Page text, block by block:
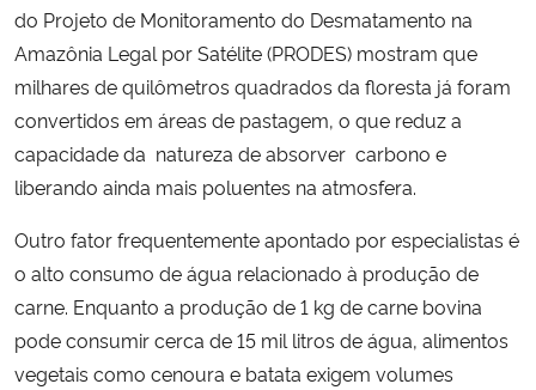
do Projeto de Monitoramento do Desmatamento na
Amazônia Legal por Satélite (PRODES) mostram que
milhares de quilômetros quadrados da floresta já foram
convertidos em áreas de pastagem, o que reduz a
capacidade da natureza de absorver carbono e
liberando ainda mais poluentes na atmosfera.
Outro fator frequentemente apontado por especialistas é
o alto consumo de água relacionado à produção de
carne. Enquanto a produção de 1 kg de carne bovina
pode consumir cerca de 15 mil litros de água, alimentos
vegetais como cenoura e batata exigem volumes